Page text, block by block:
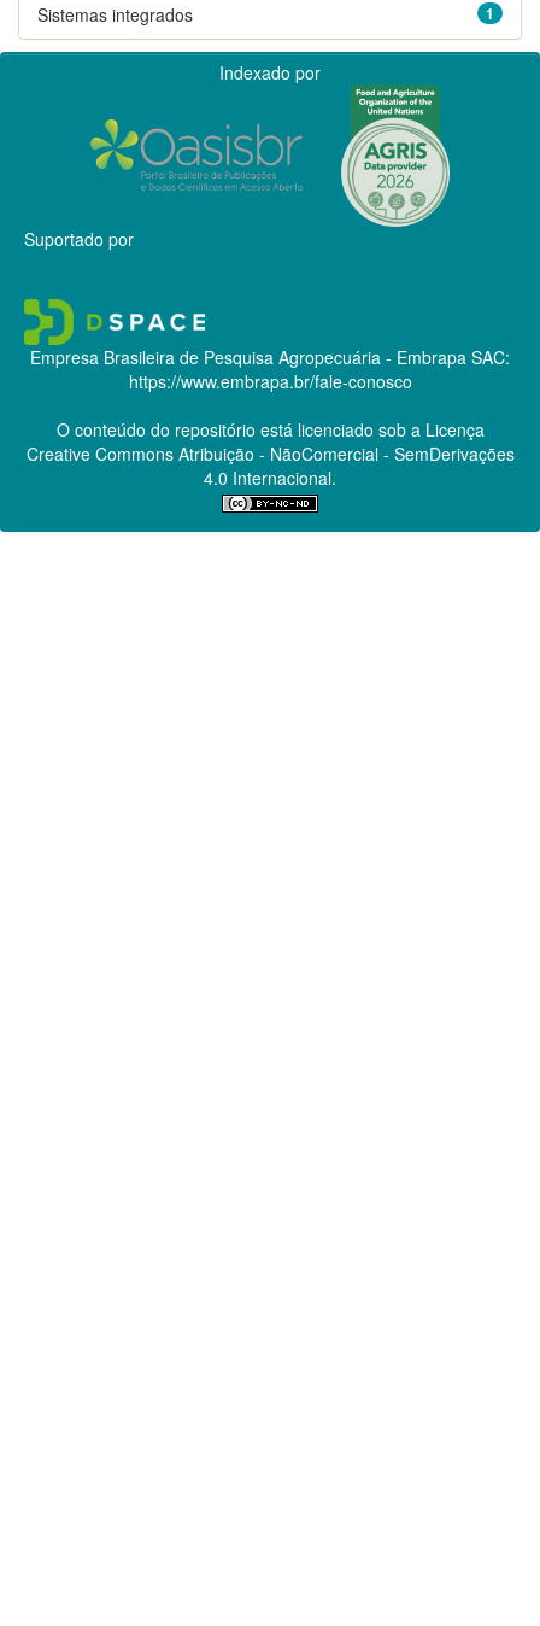
1
Sistemas integrados
Indexado por
Suportado por
Empresa Brasileira de Pesquisa Agropecuária - Embrapa SAC:
https://www.embrapa.br/fale-conosco
O conteúdo do repositório está licenciado sob a Licença
Creative CommonsAtribuição - NãoComercial - SemDerivações
4.0 Internacional.